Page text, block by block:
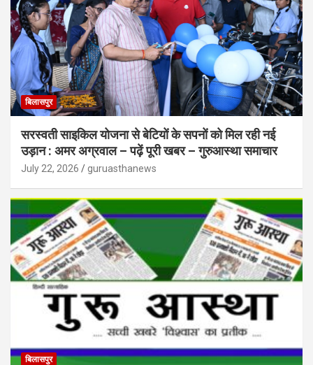
बिलासपुर
सरस्वती साइकिल योजना से बेटियों के सपनों को मिल रही नई
उड़ान : अमर अग्रवाल – पढ़ें पूरी खबर – गुरुआस्था समाचार
July 22, 2026 guruasthanews
बिलासपुर